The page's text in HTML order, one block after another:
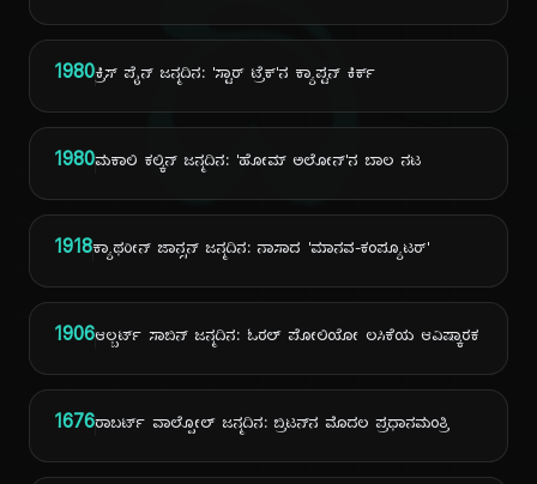
ದಿ
1980ಕ್ರಿಸ್ ಪೈನ್ ಜನ್ಮದಿನ: 'ಸ್ಟಾರ್ ಟ್ರೆಕ್'ನ ಕ್ಯಾಪ್ಟನ್ ಕಿರ್ಕ್
1980ಮಕಾಲಿ ಕಲ್ಕಿನ್ ಜನ್ಮದಿನ: 'ಹೋಮ್ ಅಲೋನ್'ನ ಬಾಲ ನಟ
1918ಕ್ಯಾಥರೀನ್ ಜಾನ್ಸನ್ ಜನ್ಮದಿನ: ನಾಸಾದ 'ಮಾನವ-ಕಂಪ್ಯೂಟರ್'
1906ಆಲ್ಬರ್ಟ್ ಸಾಬಿನ್ ಜನ್ಮದಿನ: ಓರಲ್ ಪೋಲಿಯೋ ಲಸಿಕೆಯ ಆವಿಷ್ಕಾರಕ
1676ರಾಬರ್ಟ್ ವಾಲ್ಪೋಲ್ ಜನ್ಮದಿನ: ಬ್ರಿಟನ್‌ನ ಮೊದಲ ಪ್ರಧಾನಮಂತ್ರಿ